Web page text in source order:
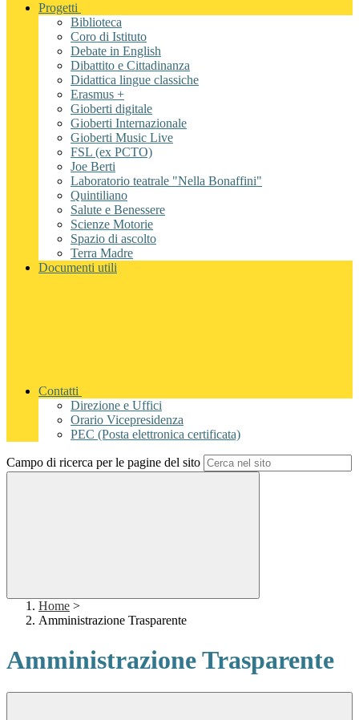
Progetti
Biblioteca
Coro di Istituto
Debate in English
Dibattito e Cittadinanza
Didattica lingue classiche
Erasmus +
Gioberti digitale
Gioberti Internazionale
Gioberti Music Live
FSL (ex PCTO)
Joe Berti
Laboratorio teatrale "Nella Bonaffini"
Quintiliano
Salute e Benessere
Scienze Motorie
Spazio di ascolto
Terra Madre
Documenti utili
Contatti
Direzione e Uffici
Orario Vicepresidenza
PEC (Posta elettronica certificata)
Campo di ricerca per le pagine del sito
Home >
Amministrazione Trasparente
Amministrazione Trasparente